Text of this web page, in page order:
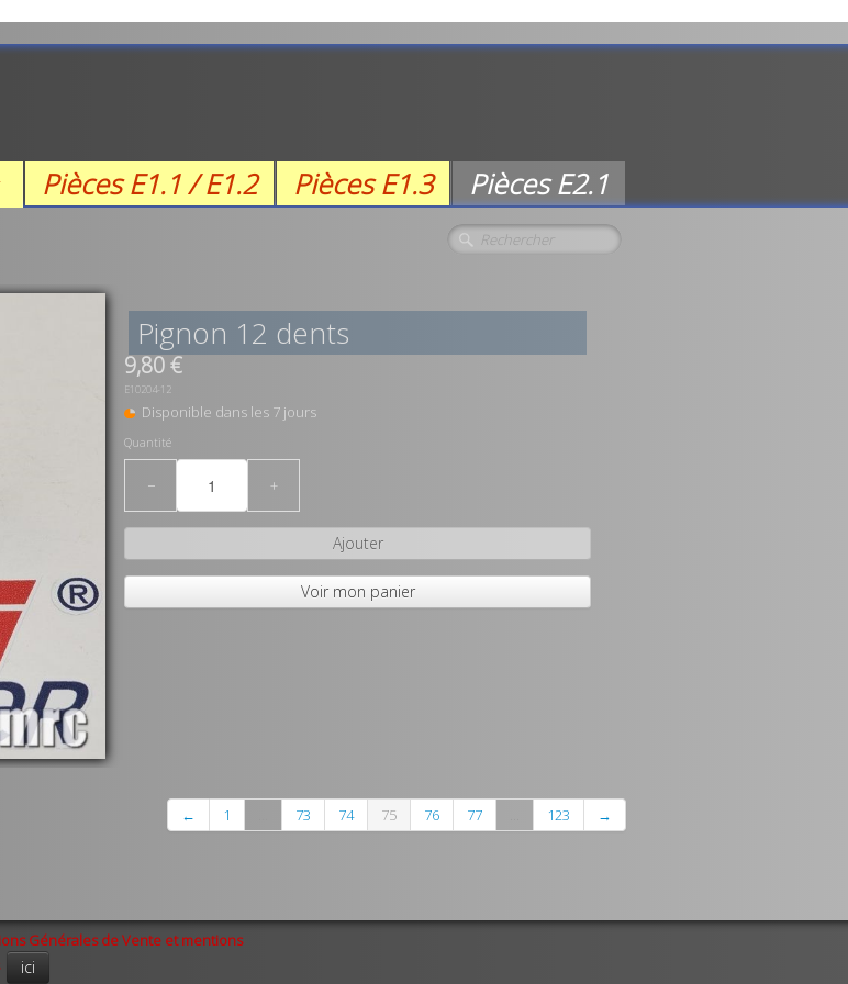
Pièces E1.1 / E1.2 Pièces E1.3 Pièces E2.1
Pignon 12 dents
9,80 €
E10204-12
Disponible dans les 7 jours
Quantité
− +
Ajouter
Voir mon panier
← 1 73 74 75 76 77 123 →
Générales de Vente et mentions
ici